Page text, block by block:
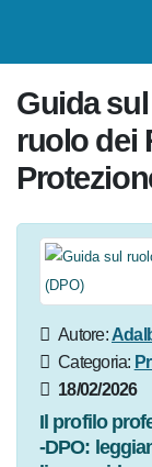
Guida sul
ruolo dei
Autore:
Biasiotti
Categoria:
18/02/2026
Il profilo